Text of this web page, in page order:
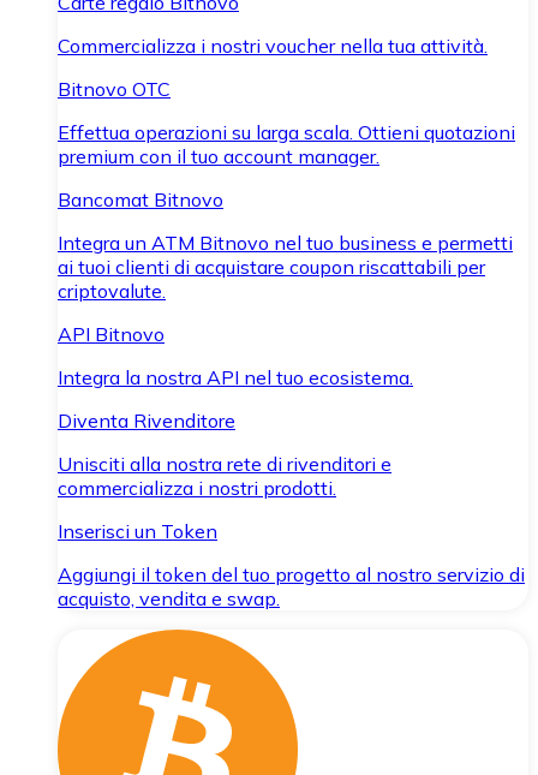
Commercializza i nostri voucher nella tua attività.
Bitnovo OTC
Effettua operazioni su larga scala. Ottieni quotazioni
premium con il tuo account manager.
Bancomat Bitnovo
Integra un ATM Bitnovo nel tuo business e permetti
ai tuoi clienti di acquistare coupon riscattabili per
criptovalute.
API Bitnovo
Integra la nostra API nel tuo ecosistema.
Diventa Rivenditore
Unisciti alla nostra rete di rivenditori e
commercializza i nostri prodotti.
Inserisci un Token
Aggiungi il token del tuo progetto al nostro servizio di
acquisto, vendita e swap.